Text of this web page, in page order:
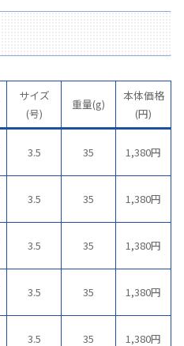
サイズ
(号)
重量(g)
本体価格
(円)
3.5 35 1,380円
3.5 35 1,380円
3.5 35 1,380円
3.5 35 1,380円
3.5 35 1,380円